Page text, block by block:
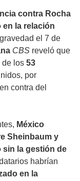
contra Rocha
en la relación
el 7 de
CBS reveló que
de los 53
por
contra del
México
Sheinbaum y
sin la gestión de
habrían
en la